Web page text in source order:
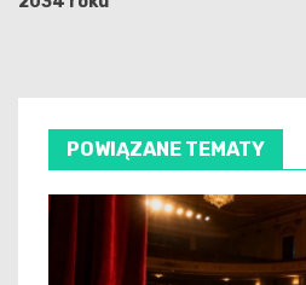
POWIĄZANE TEMATY